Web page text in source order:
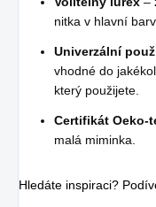
nitka v hlavní
Univerzální
vhodné do
který použijete.
Certifikát Oeko-
malá miminka.
Hledáte inspiraci?